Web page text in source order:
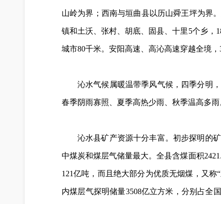
山岭为界；西南与垣曲县以历山舜王坪为界
镇和土沃、张村、胡底、固县、十里5个乡，
城市80千米。 安阳高速、高沁高速穿越全境
沁水气候属暖温带季风气候，四季分明
春季阴雨寡照、夏季高热少雨、秋季温高多
沁水县矿产资源十分丰富。初步探明的
中煤炭和煤层气储量最大。全县含煤面积
121亿吨，而且绝大部分为优质无烟煤，又称
内煤层气探明储量3508亿立方米，分别占全